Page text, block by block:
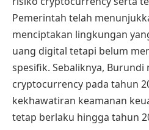
Pemerintah telah
menciptakan lingkungan
uang digital tetapi belum
spesifik. Sebaliknya, Burundi
cryptocurrency pada tahun
kekhawatiran keamanan
tetap berlaku hingga tahun